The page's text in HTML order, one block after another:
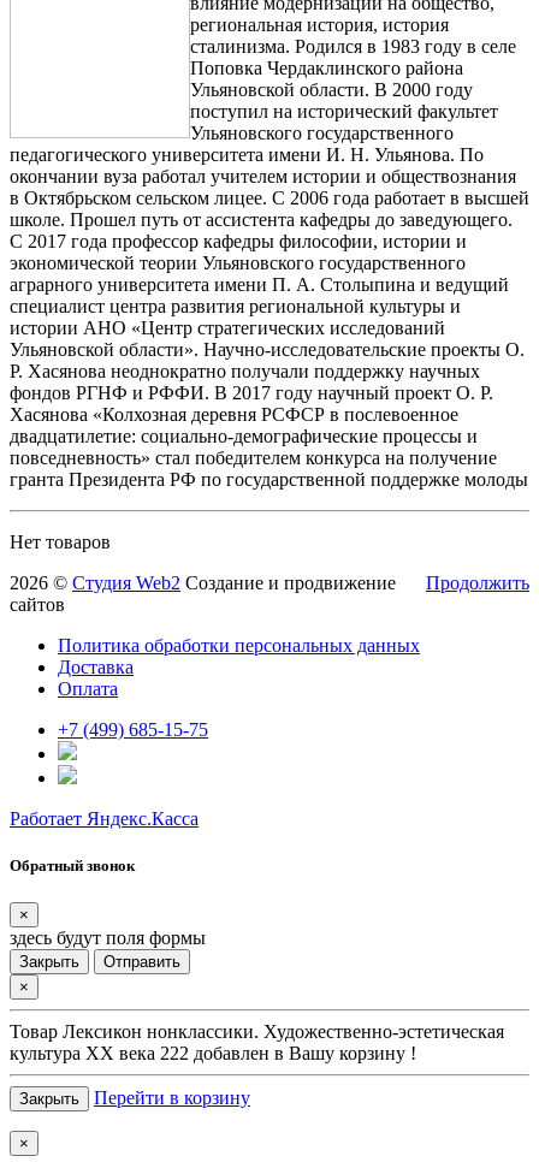
региональная история, история
сталинизма. Родился в 1983 году в селе
Поповка Чердаклинского района
Ульяновской области. В 2000 году
поступил на исторический факультет
Ульяновского государственного
педагогического университета имени И. Н. Ульянова. По
окончании вуза работал учителем истории и обществознания
в Октябрьском сельском лицее. С 2006 года работает в высшей
школе. Прошел путь от ассистента кафедры до заведующего.
С 2017 года профессор кафедры философии, истории и
экономической теории Ульяновского государственного
аграрного университета имени П. А. Столыпина и ведущий
специалист центра развития региональной культуры и
истории АНО «Центр стратегических исследований
Ульяновской области». Научно-исследовательские проекты О.
Р. Хасянова неоднократно получали поддержку научных
фондов РГНФ и РФФИ. В 2017 году научный проект О. Р.
Хасянова «Колхозная деревня РСФСР в послевоенное
двадцатилетие: социально-демографические процессы и
повседневность» стал победителем конкурса на получение
гранта Президента РФ по государственной поддержке молоды
Нет товаров
Продолжить
2026 © Студия Web2 Создание и продвижение
сайтов
Политика обработки персональных данных
Доставка
Оплата
+7 (499) 685-15-75
Работает Яндекс.Касса
Обратный звонок
×
здесь будут поля формы
Закрыть
Отправить
×
Товар Лексикон нонклассики. Художественно-эстетическая
культура XX века 222 добавлен в Вашу корзину !
Закрыть Перейти в корзину
×